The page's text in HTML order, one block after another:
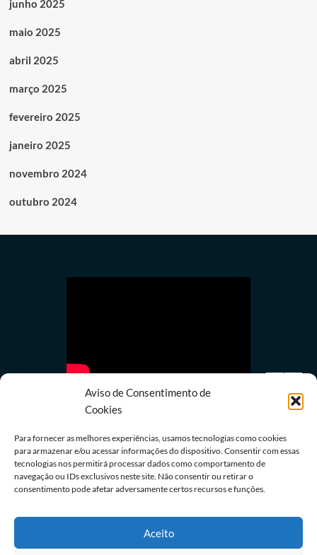
Aviso de Consentimento de
Cookies
Para fornecer as melhores experiências, usamos tecnologias como cookies
para armazenar e/ou acessar informações do dispositivo. Consentir com essas
tecnologias nos permitirá processar dados como comportamento de
navegação ou IDs exclusivos neste site. Não consentir ou retirar o
consentimento pode afetar adversamente certos recursos e funções.
Aceito
junho 2025
maio 2025
abril 2025
março 2025
fevereiro 2025
janeiro 2025
novembro 2024
outubro 2024
Política
Lula quer mostrar a Trump números de queda do
desmatamento na Amazônia
Redação 08/08/2026